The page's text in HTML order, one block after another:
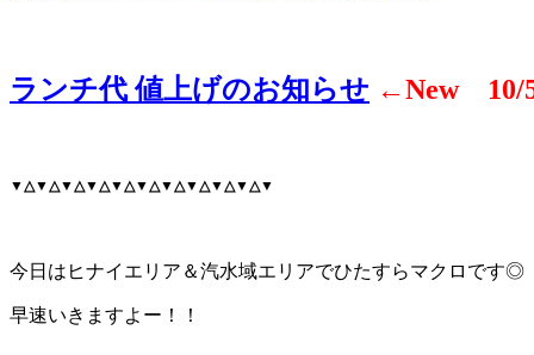
ランチ代 値上げのお知らせ ←New 10/
▼△▼△▼△▼△▼△▼△▼△▼△▼△▼△▼
今日はヒナイエリア＆汽水域エリアでひたすらマクロです◎
早速いきますよー！！